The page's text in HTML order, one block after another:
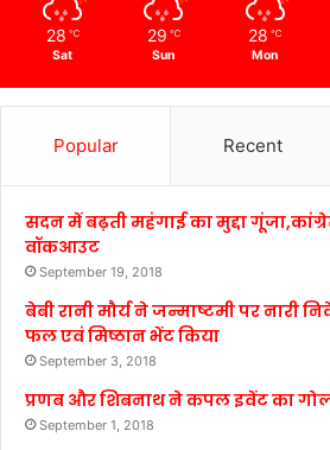
28 ℃
Sat
29 ℃
Sun
28 ℃
Mon
Popular Recent
सदन में बढ़ती महंगाई का मुद्दा
वॉकआउट
September 19, 2018
बेबी रानी मौर्य ने जन्माष्टमी पर नारी
फल एवं मिष्ठान भेंट किया
September 3, 2018
प्रणब और शिबनाथ ने कपल इवेंट का
September 1, 2018